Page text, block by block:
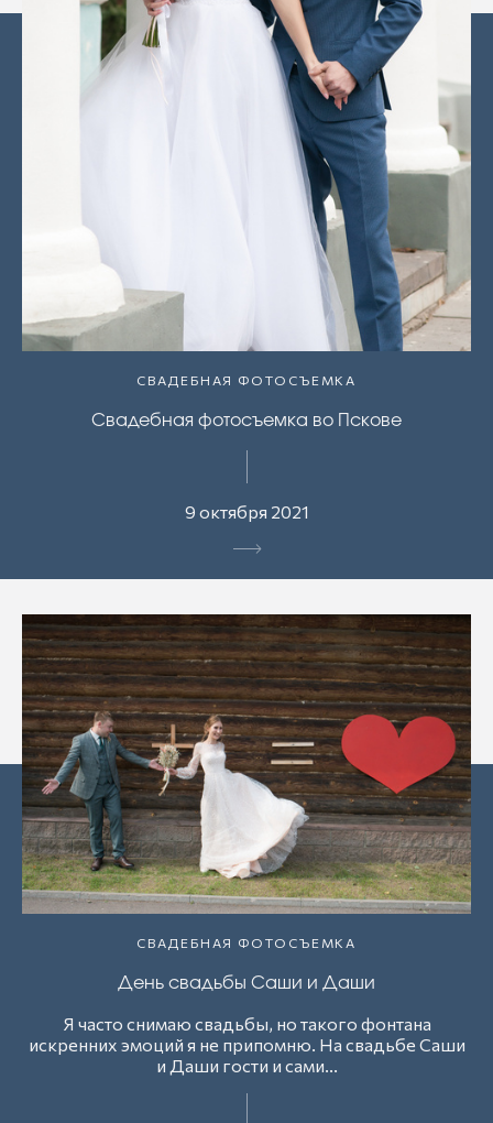
СВАДЕБНАЯ ФОТОСЪЕМКА
Свадебная фотосъемка во Пскове
9 октября 2021
СВАДЕБНАЯ ФОТОСЪЕМКА
День свадьбы Саши и Даши
Я часто снимаю свадьбы, но такого фонтана
искренних эмоций я не припомню. На свадьбе Саши
и Даши гости и сами...